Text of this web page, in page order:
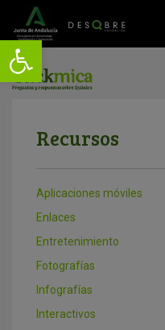
Recursos
Aplicaciones móviles
Enlaces
Entretenimiento
Fotografías
Infografías
Interactivos